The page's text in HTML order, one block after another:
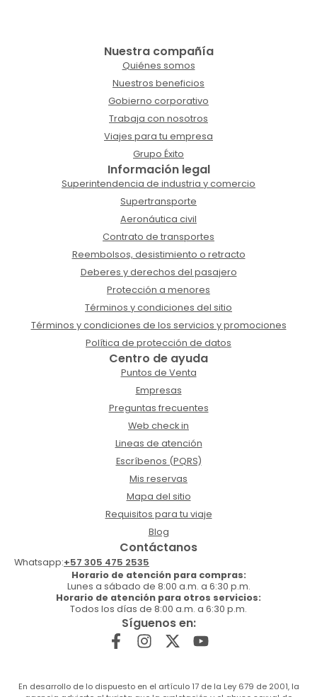
Nuestra compañía
Quiénes somos
Nuestros beneficios
Gobierno corporativo
Trabaja con nosotros
Viajes para tu empresa
Grupo Éxito
Información legal
Superintendencia de industria y comercio
Supertransporte
Aeronáutica civil
Contrato de transportes
Reembolsos, desistimiento o retracto
Deberes y derechos del pasajero
Protección a menores
Términos y condiciones del sitio
Términos y condiciones de los servicios y promociones
Política de protección de datos
Centro de ayuda
Puntos de Venta
Empresas
Preguntas frecuentes
Web check in
Lineas de atención
Escríbenos (PQRS)
Mis reservas
Mapa del sitio
Requisitos para tu viaje
Blog
Contáctanos
Whatsapp:+57 305 475 2535
Horario de atención para compras:
Lunes a sábado de 8:00 a.m. a 6:30 p.m.
Horario de atención para otros servicios:
Todos los días de 8:00 a.m. a 6:30 p.m.
Síguenos en:
En desarrollo de lo dispuesto en el artículo 17 de la Ley 679 de 2001, la